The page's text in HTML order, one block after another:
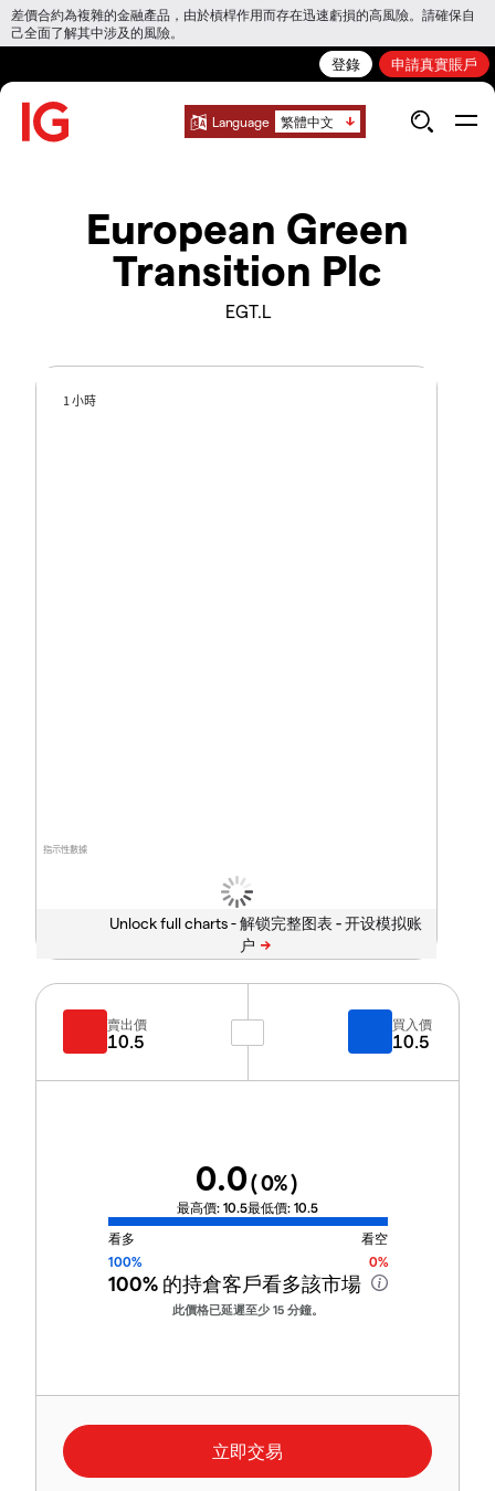
差價合約為複雜的金融產品，由於槓桿作用而存在迅速虧損的高風險。請確保自
己全面了解其中涉及的風險。
登錄 申請真實賬戶
Language 繁體中文
European Green
Transition Plc
EGT.L
指示性數據
1 小時
Unlock full charts -
賣出價
10.5
買入價
10.5
0.0(0%)
最高價: 10.5最低價: 10.5
看多
看空
100%
0%
100%的持倉客戶看多該市場
此價格已延遲至少 15 分鐘。